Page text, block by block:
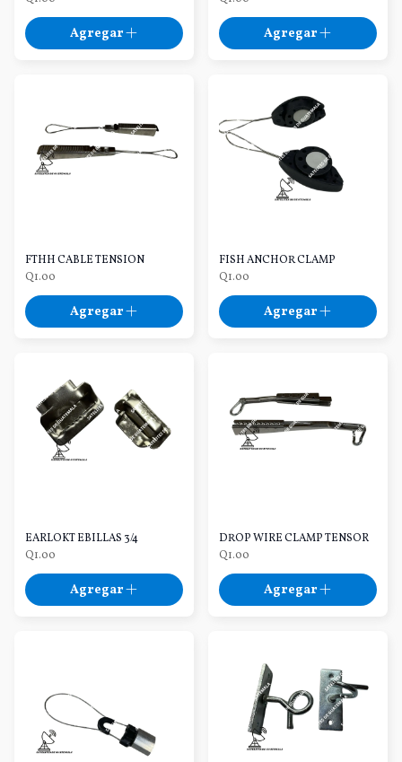
Agregar Agregar
FTHH CABLE TENSION
Q1.00
Agregar
FISH ANCHOR CLAMP
Q1.00
Agregar
EARLOKT EBILLAS 3/4
Q1.00
Agregar
DROP WIRE CLAMP TENSOR
Q1.00
Agregar